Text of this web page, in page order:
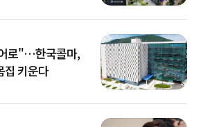
로"…한국콜마,
집 키운다